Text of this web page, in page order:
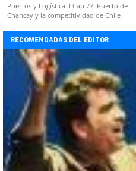
Puertos y Logística II Cap 77: Puerto de
Chancay y la competitividad de Chile
RECOMENDADAS DEL EDITOR